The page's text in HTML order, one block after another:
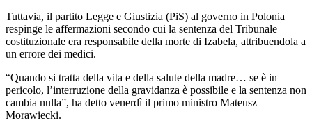
Tuttavia, il partito Legge e Giustizia (PiS) al governo in Polonia
respinge le affermazioni secondo cui la sentenza del Tribunale
costituzionale era responsabile della morte di Izabela, attribuendola a
un errore dei medici.
“Quando si tratta della vita e della salute della madre… se è in
pericolo, l’interruzione della gravidanza è possibile e la sentenza non
cambia nulla”, ha detto venerdì il primo ministro Mateusz
Morawiecki.